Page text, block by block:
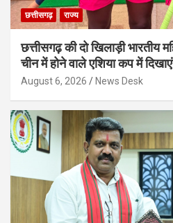
छत्तीसगढ़ राज्य
छत्तीसगढ़ की दो खिलाड़ी भारतीय
चीन में होने वाले एशिया कप में
August 6, 2026 News Desk